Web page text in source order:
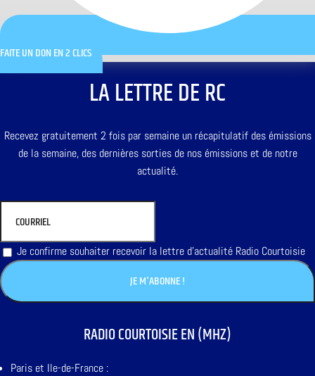
FAITE UN DON EN 2 CLICS
LA LETTRE DE RC
Recevez gratuitement 2 fois par semaine un récapitulatif des émissions
de la semaine, des dernières sorties de nos émissions et de notre
actualité.
Je confirme souhaiter recevoir la lettre d'actualité Radio Courtoisie
RADIO COURTOISIE EN (MHZ)
Paris et Ile-de-France :